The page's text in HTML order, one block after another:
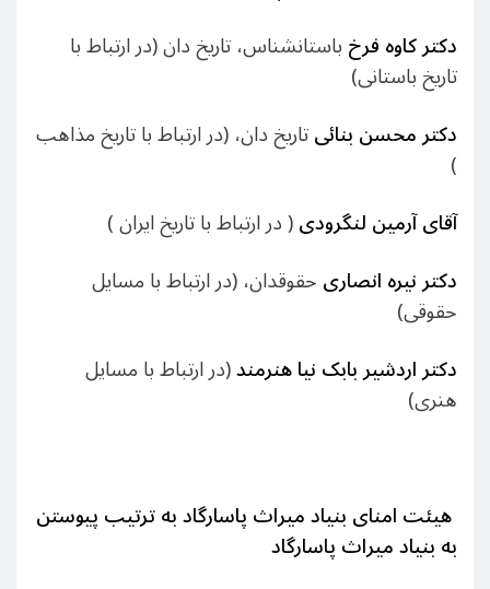
دکتر کاوه فرخباستانشناس، تاریخ دان (در ارتباط با
تاریخ باستانی)
دکتر محسن بنائیتاریخ دان، (در ارتباط با تاریخ مذاهب
)
آقای آرمین لنگرودی( در ارتباط با تاریخ ایران )
دکتر نیره انصاریحقوقدان، (در ارتباط با مسایل
حقوقی)
دکتر اردشیر بابک نیا هنرمند(در ارتباط با مسایل
هنری)
هیئت امنای بنیاد میراث پاسارگاد به ترتیب پیوستن
به بنیاد میراث پاسارگاد